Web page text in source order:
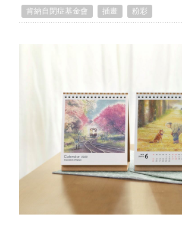
Recommended Projects
Editing Tips
Exclusive Interview
肯納自閉症基金會
插畫 粉彩